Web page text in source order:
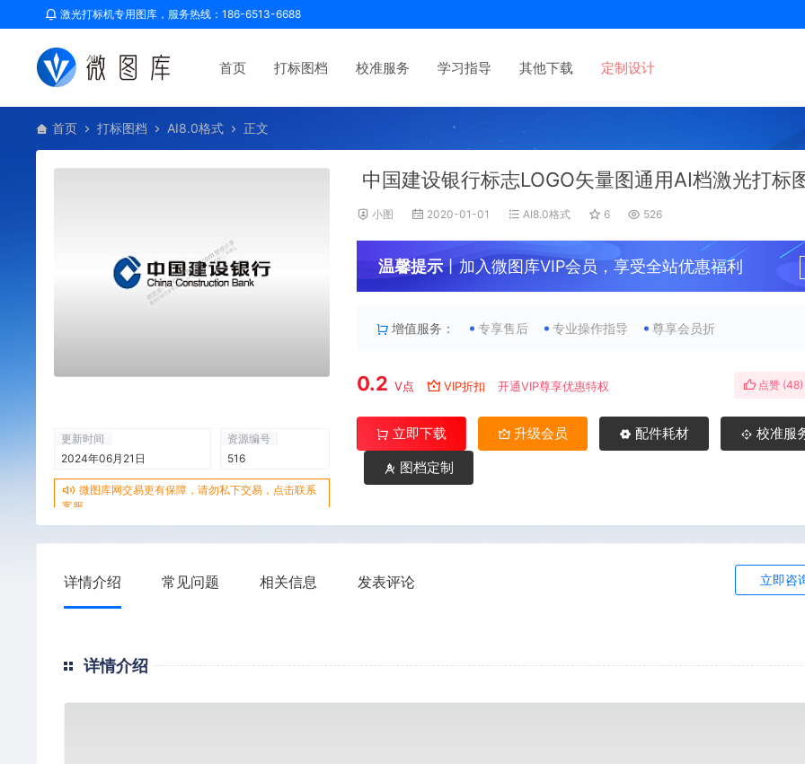
激光打标机专用图库，服务热线：186-6513-6688
首页 打标图档 校准服务 学习指导 其他下载 定制设计
首页 打标图档 AI8.0格式 正文
更新时间
2024年06月21日
资源编号
516
微图库网交易更有保障，请勿私下交易，点击联系
客服
中国建设银行标志LOGO矢量图通用AI档激光打标
小图 2020-01-01 AI8.0格式 6 526
温馨提示丨加入微图库VIP会员，享受全站优惠福利
增值服务： 专享售后 专业操作指导 尊享会员折
0.2 V点 VIP折扣 开通VIP尊享优惠特权 点赞 (48)
立即下载 升级会员 配件耗材
校准服
图档定制
详情介绍 常见问题 相关信息 发表评论 立即咨
详情介绍